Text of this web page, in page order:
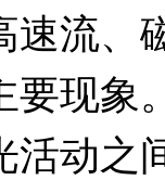
、磁
要现象
活动之